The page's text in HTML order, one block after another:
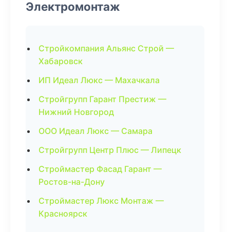
Электромонтаж
Стройкомпания Альянс Строй —
Хабаровск
ИП Идеал Люкс — Махачкала
Стройгрупп Гарант Престиж —
Нижний Новгород
ООО Идеал Люкс — Самара
Стройгрупп Центр Плюс — Липецк
Строймастер Фасад Гарант —
Ростов-на-Дону
Строймастер Люкс Монтаж —
Красноярск